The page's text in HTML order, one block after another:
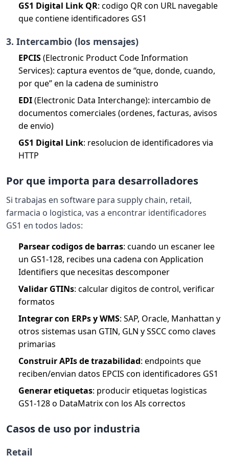
GS1 Digital Link QR: codigo QR con URL navegable
que contiene identificadores GS1
3. Intercambio (los mensajes)
EPCIS(Electronic Product Code Information
Services): captura eventos de “que, donde, cuando,
por que” en la cadena de suministro
EDI(Electronic Data Interchange): intercambio de
documentos comerciales (ordenes, facturas, avisos
de envio)
GS1 Digital Link: resolucion de identificadores via
HTTP
Por que importa para desarrolladores
Si trabajas en software para supply chain, retail,
farmacia o logistica, vas a encontrar identificadores
GS1 en todos lados:
Parsear codigos de barras: cuando un escaner lee
un GS1-128, recibes una cadena con Application
Identifiers que necesitas descomponer
Validar GTINs: calcular digitos de control, verificar
formatos
Integrar con ERPs y WMS: SAP, Oracle, Manhattan y
otros sistemas usan GTIN, GLN y SSCC como claves
primarias
Construir APIs de trazabilidad: endpoints que
reciben/envian datos EPCIS con identificadores GS1
Generar etiquetas: producir etiquetas logisticas
GS1-128 o DataMatrix con los AIs correctos
Casos de uso por industria
Retail